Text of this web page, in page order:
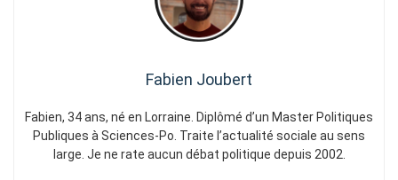
Fabien Joubert
Fabien, 34 ans, né en Lorraine. Diplômé d’un Master Politiques
Publiques à Sciences-Po. Traite l’actualité sociale au sens
large. Je ne rate aucun débat politique depuis 2002.